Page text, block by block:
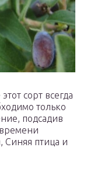
сорт всегда
только
подсадив
Синяя птица и